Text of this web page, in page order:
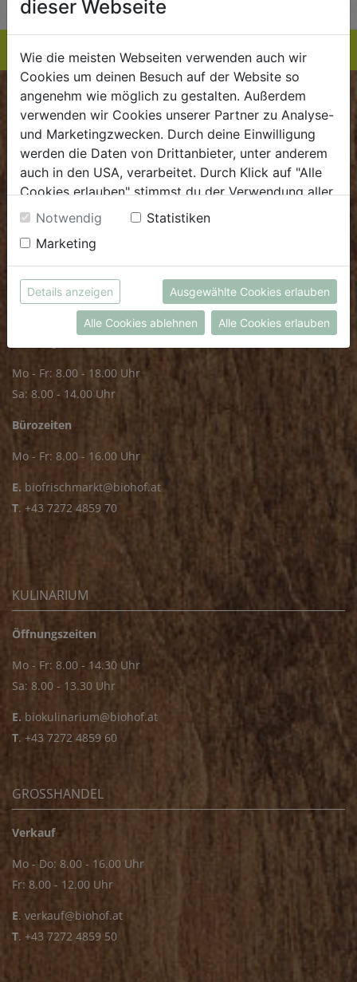
BIOKISTE
Kundenservice
Mo - Do: 8.00 - 16.00 Uhr
Fr: 8.00 - 15.00 Uhr
.dieBiokiste@biohof.at
.+43 7272 2597
FRISCHMARKT
Mo - Fr: 8.00 - 18.00 Uhr
Sa: 8.00 - 14.00 Uhr
Bürozeiten
Mo - Fr: 8.00 - 16.00 Uhr
E. biofrischmarkt@biohof.at
T. +43 7272 4859 70
KULINARIUM
Öffnungszeiten
Mo - Fr: 8.00 - 14.30 Uhr
Sa: 8.00 - 13.30 Uhr
E. biokulinarium@biohof.at
T. +43 7272 4859 60
GROSSHANDEL
Verkauf
Mo - Do: 8.00 - 16.00 Uhr
Fr: 8.00 - 12.00 Uhr
E. verkauf@biohof.at
T. +43 7272 4859 50
dieser Webseite
Wie die meisten Webseiten verwenden auch wir
Cookies um deinen Besuch auf der Website so
angenehm wie möglich zu gestalten. Außerdem
verwenden wir Cookies unserer Partner zu Analyse-
und Marketingzwecken. Durch deine Einwilligung
werden die Daten von Drittanbieter, unter anderem
auch in den USA, verarbeitet. Durch Klick auf "Alle
Cookies erlauben" stimmst du der Verwendung aller
Cookies zu. Unter "Details anzeigen" findest du alle
Infos zu den unterschiedlichen Cookies, du kannst
auch entscheiden, welche Cookies du erlauben
möchtest.
Weitere Informationen findest du in unserer
Datenschutzerklärung
bzw. imImpressum
Notwendig
Statistiken
Marketing
Details anzeigen Ausgewählte Cookies erlauben
Alle Cookies ablehnen Alle Cookies erlauben